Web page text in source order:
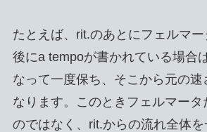
たとえば、rit.のあとにフェルマ
後にa tempoが書かれている場合
なって一度保ち、そこから元の速
なります。このときフェルマータ
のではなく、rit.からの流れ全体